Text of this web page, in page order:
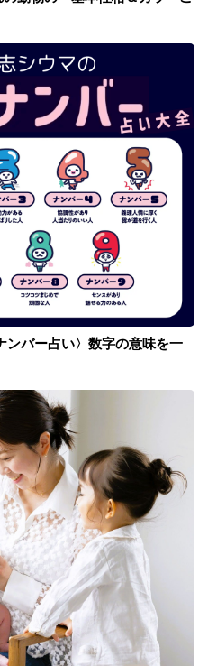
ンバー占い〉数字の意味を一